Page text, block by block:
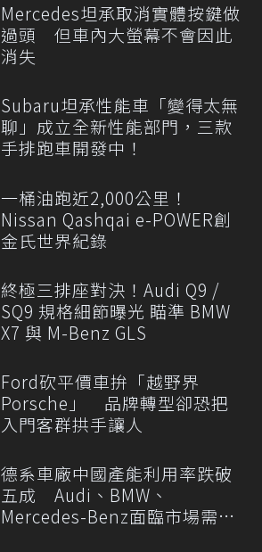
Mercedes坦承取消實體按鍵做
過頭 但車內大螢幕不會因此
消失
Subaru坦承性能車「變得太無
聊」成立全新性能部門，三款
手排跑車開發中！
一桶油跑近2,000公里！
Nissan Qashqai e-POWER創
金氏世界紀錄
終極三排座對決！Audi Q9 /
SQ9 規格細節曝光 瞄準 BMW
X7 與 M-Benz GLS
Ford砍平價車拚「越野界
Porsche」 品牌轉型卻恐把
入門客群拱手讓人
德系車廠中國產能利用率跌破
五成 Audi、BMW、
Mercedes-Benz面臨市場需求